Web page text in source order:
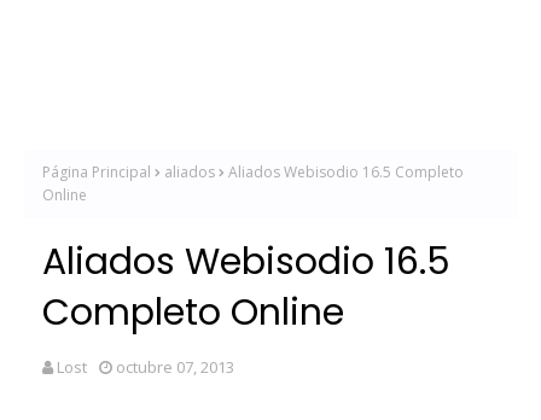
Página Principal aliados
Aliados Webisodio 16.5 Completo
Online
Aliados Webisodio 16.5
Completo Online
Lost octubre 07, 2013